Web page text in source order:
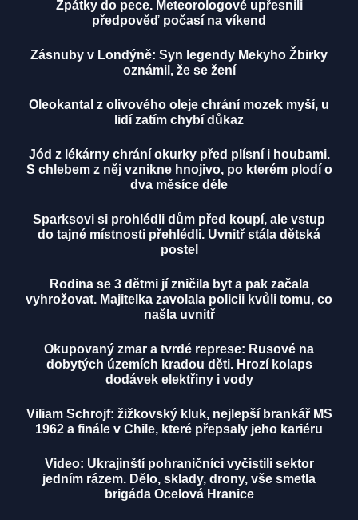
Zpátky do pece. Meteorologové upřesnili
předpověď počasí na víkend
Zásnuby v Londýně: Syn legendy Mekyho Žbirky
oznámil, že se žení
Oleokantal z olivového oleje chrání mozek myší, u
lidí zatím chybí důkaz
Jód z lékárny chrání okurky před plísní i houbami.
S chlebem z něj vznikne hnojivo, po kterém plodí o
dva měsíce déle
Sparksovi si prohlédli dům před koupí, ale vstup
do tajné místnosti přehlédli. Uvnitř stála dětská
postel
Rodina se 3 dětmi jí zničila byt a pak začala
vyhrožovat. Majitelka zavolala policii kvůli tomu, co
našla uvnitř
Okupovaný zmar a tvrdé represe: Rusové na
dobytých územích kradou děti. Hrozí kolaps
dodávek elektřiny i vody
Viliam Schrojf: žižkovský kluk, nejlepší brankář MS
1962 a finále v Chile, které přepsaly jeho kariéru
Video: Ukrajinští pohraničníci vyčistili sektor
jedním rázem. Dělo, sklady, drony, vše smetla
brigáda Ocelová Hranice